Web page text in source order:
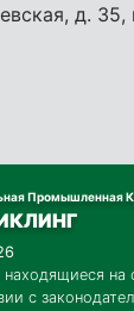
д. 35,
Промышленная
на
с